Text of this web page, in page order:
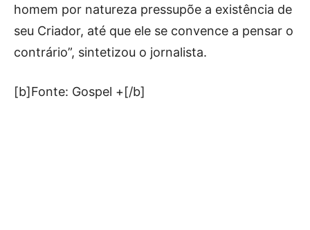
homem por natureza pressupõe a existência de
seu Criador, até que ele se convence a pensar o
contrário”, sintetizou o jornalista.
[b]Fonte: Gospel +[/b]